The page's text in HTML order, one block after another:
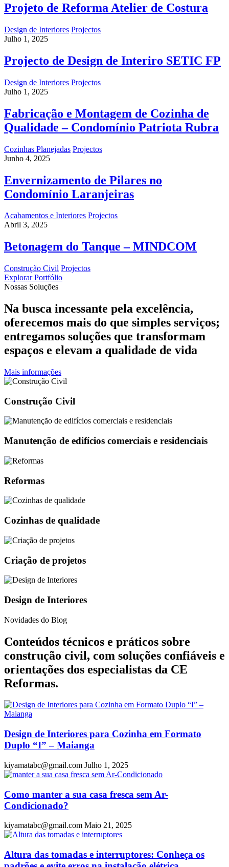
Projeto de Reforma Atelier de Costura
Design de Interiores Projectos
Julho 1, 2025
Projecto de Design de Interiro SETIC FP
Design de Interiores Projectos
Julho 1, 2025
Fabricação e Montagem de Cozinha de
Qualidade – Condomínio Patriota Rubra
Cozinhas Planejadas Projectos
Junho 4, 2025
Envernizamento de Pilares no
Condomínio Laranjeiras
Acabamentos e Interiores Projectos
Abril 3, 2025
Betonagem do Tanque – MINDCOM
Construção Civil Projectos
Explorar Portfólio
Nossas Soluções
Na busca incessante pela excelência,
oferecemos mais do que simples serviços;
entregamos soluções que transformam
espaços e elevam a qualidade de vida
Mais informações
Construção Civil
Manutenção de edifícios comerciais e residenciais
Reformas
Cozinhas de qualidade
Criação de projetos
Design de Interiores
Novidades do Blog
Conteúdos técnicos e práticos sobre
construção civil, com soluções confiáveis e
orientações dos especialistas da CE
Reformas.
Design de Interiores para Cozinha em Formato
Duplo “I” – Maianga
kiyamatabc@gmail.com Julho 1, 2025
Como manter a sua casa fresca sem Ar-
Condicionado?
kiyamatabc@gmail.com Maio 21, 2025
Altura das tomadas e interruptores: Conheça os